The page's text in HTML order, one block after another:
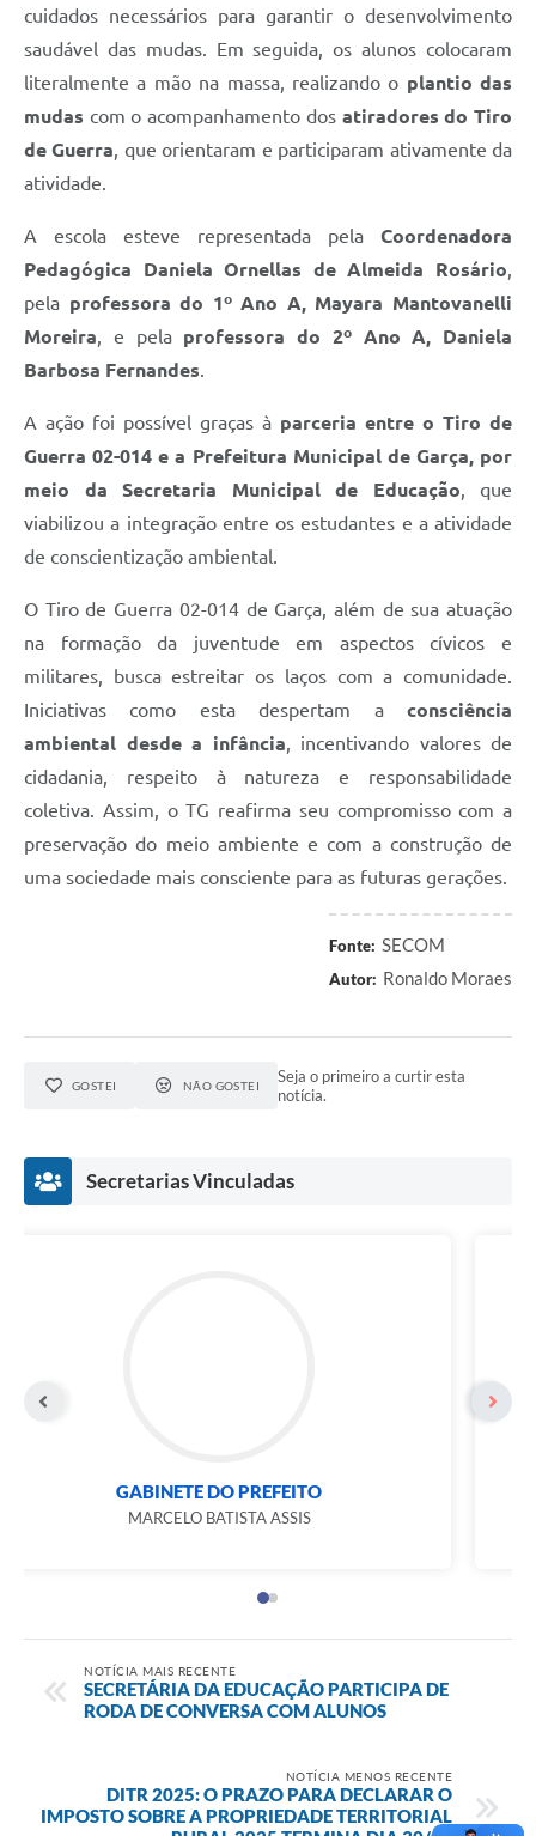
cuidados necessários para garantir o desenvolvimento
saudável das mudas. Em seguida, os alunos colocaram
literalmente a mão na massa, realizando o plantio das
mudas com o acompanhamento dos atiradores do Tiro
de Guerra , que orientaram e participaram ativamente da
atividade.
A escola esteve representada pela Coordenadora
Pedagógica Daniela Ornellas de Almeida Rosário
pela professora do 1º Ano A, Mayara Mantovanelli
Moreira , e pela professora do 2º Ano A, Daniela
Barbosa Fernandes
A ação foi possível graças à parceria entre o Tiro de
Guerra 02-014 e a Prefeitura Municipal de Garça, por
meio da Secretaria Municipal de Educação , que
viabilizou a integração entre os estudantes e a atividade
de conscientização ambiental.
O Tiro de Guerra 02-014 de Garça, além de sua atuação
na formação da juventude em aspectos cívicos e
militares, busca estreitar os laços com a comunidade.
Iniciativas como esta despertam a consciência
ambiental desde a infância , incentivando valores de
cidadania, respeito à natureza e responsabilidade
coletiva. Assim, o TG reafirma seu compromisso com a
preservação do meio ambiente e com a construção de
uma sociedade mais consciente para as futuras gerações.
Fonte: SECOM
Autor: Ronaldo Moraes
GOSTEI NÃO GOSTEI
Seja o primeiro a curtir esta
notícia.
Secretarias Vinculadas
GABINETE DO PREFEITO
MARCELO BATISTA ASSIS
NOTÍCIA MAIS RECENTE
SECRETÁRIA DA EDUCAÇÃO PARTICIPA DE
RODA DE CONVERSA COM ALUNOS
NOTÍCIA MENOS RECENTE
DITR 2025: O PRAZO PARA DECLARAR O
IMPOSTO SOBRE A PROPRIEDADE TERRITORIAL